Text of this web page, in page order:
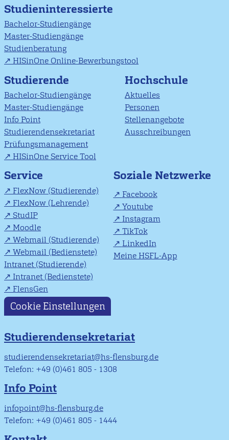
Studieninteressierte
Bachelor-Studiengänge
Master-Studiengänge
Studienberatung
HISinOne Online-Bewerbungstool
Studierende
Bachelor-Studiengänge
Master-Studiengänge
Info Point
Studierendensekretariat
Prüfungsmanagement
HISinOne Service Tool
Hochschule
Aktuelles
Personen
Stellenangebote
Ausschreibungen
Service
FlexNow (Studierende)
FlexNow (Lehrende)
StudIP
Moodle
Webmail (Studierende)
Webmail (Bedienstete)
Intranet (Studierende)
Intranet (Bedienstete)
FlensGen
Soziale Netzwerke
Facebook
Youtube
Instagram
TikTok
LinkedIn
Meine HSFL-App
Cookie Einstellungen
Studierendensekretariat
studierendensekretariat@hs-flensburg.de
Telefon: +49 (0)461 805 - 1308
Info Point
infopoint@hs-flensburg.de
Telefon: +49 (0)461 805 - 1444